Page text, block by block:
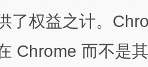
了权益之计。
Chrome 而不是